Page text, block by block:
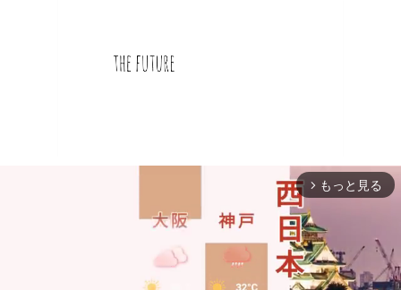
arrow_forward_ios もっと見る